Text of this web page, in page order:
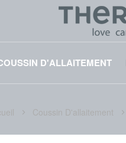
D'ALLAITEMENT
Coussin D'allaitement